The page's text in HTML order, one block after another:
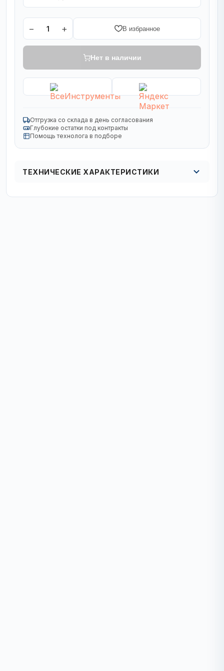
− 1 + В избранное
Нет в наличии
Отгрузка со склада в день согласования
Глубокие остатки под контракты
Помощь технолога в подборе
ТЕХНИЧЕСКИЕ ХАРАКТЕРИСТИКИ
Кол в упаковке